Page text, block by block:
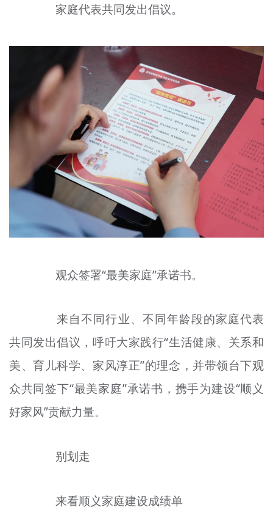
家庭代表共同发出倡议。
观众签署“最美家庭”承诺书。
来自不同行业、不同年龄段的家庭代表
共同发出倡议，呼吁大家践行“生活健康、关系和
美、育儿科学、家风淳正”的理念，并带领台下观
众共同签下“最美家庭”承诺书，携手为建设“顺义
好家风”贡献力量。
别划走
来看顺义家庭建设成绩单